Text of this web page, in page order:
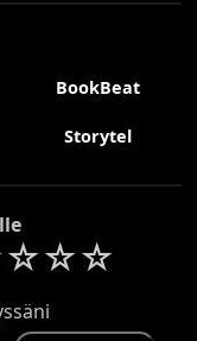
BookBeat
Storytel
☆☆☆